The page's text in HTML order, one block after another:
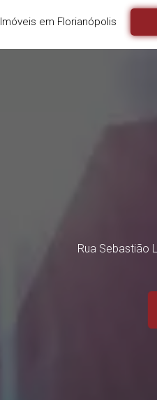
Imóveis em Florianópolis
Rua Sebastião